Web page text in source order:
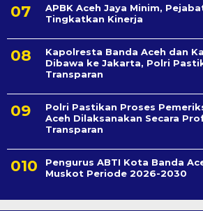
APBK Aceh Jaya Minim,
Tingkatkan Kinerja
Kapolresta Banda Aceh dan
Dibawa ke Jakarta, Polri
Transparan
Polri Pastikan Proses
Aceh Dilaksanakan Secara
Transparan
Pengurus ABTI Kota Banda
Muskot Periode 2026-2030